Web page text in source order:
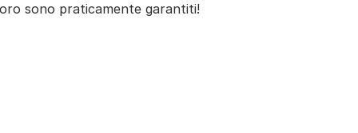
sono praticamente garantiti!